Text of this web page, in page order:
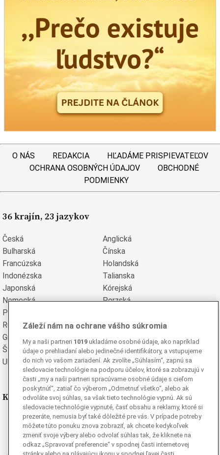
O NÁS REDAKCIA
HĽADÁME PRISPIEVATEĽOV
OCHRANA OSOBNÝCH ÚDAJOV
OBCHODNÉ
PODMIENKY
36 krajín, 23 jazykov
Česká
Anglická
Bulharská
Čínska
Francúzska
Holandská
Indonézska
Talianska
Japonská
Kórejská
Nemecká
Perzská
Poľská
Rumunská
Ruská
Grécka
Španielska
Švédska
Turecká
Ukrajinská
Vietnamská
Kde nás nájdete
Facebook
Instagram
Ganjing
Záleží nám na ochrane vášho súkromia
My a naši partneri 1019 ukladáme osobné údaje, ako napríklad
údaje o prehliadaní alebo jedinečné identifikátory, a vstupujeme
do nich vo vašom zariadení. Ak zvolíte „Súhlasím“, zapnú sa
sledovacie technológie na podporu účelov, ktoré sa zobrazujú v
časti „my a naši partneri spracúvame osobné údaje s cieľom
poskytnúť“, zatiaľ čo výberom „Odmetnuť všetko“, alebo ak
odvoláte svoj súhlas, sa však tieto technológie vypnú. Ak sú
sledovacie technológie vypnuté, časť obsahu a reklamy, ktoré si
prezeráte, nemusia byť také dôležité pre vás. V prípade potreby
môžete túto ponuku znova zobraziť, ak chcete kedykoľvek
zmeniť svoje výbery alebo odvolať súhlas tak, že kliknete na
odkaz „Spravovať preferencie“ v spodnej časti internetovej